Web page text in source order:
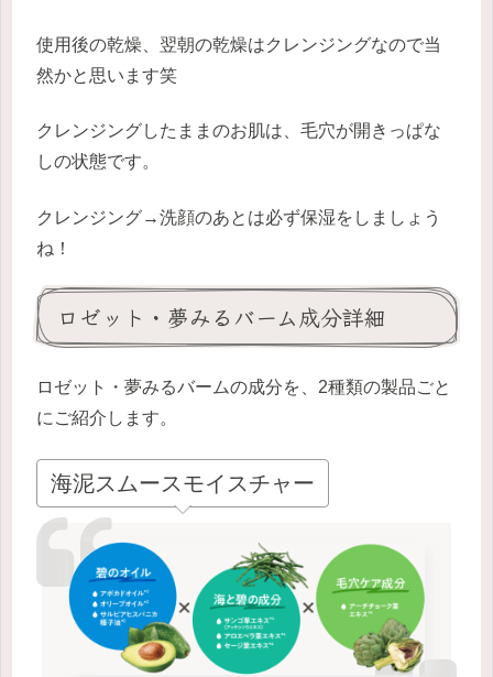
使用後の乾燥、翌朝の乾燥はクレンジングなので当
然かと思います笑
クレンジングしたままのお肌は、毛穴が開きっぱな
しの状態です。
クレンジング→洗顔のあとは必ず保湿をしましょう
ね！
ロゼット・夢みるバーム成分詳細
ロゼット・夢みるバームの成分を、2種類の製品ごと
にご紹介します。
海泥スムースモイスチャー